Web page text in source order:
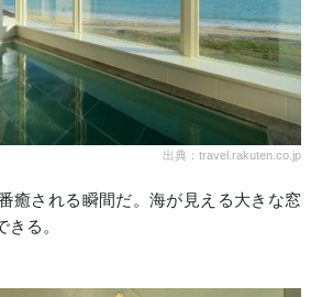
出典：travel.rakuten.co.jp
癒される瞬間だ。海が見える大きな窓
る。